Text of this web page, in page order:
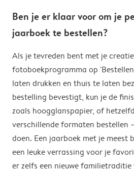
Ben je er klaar voor om je
jaarboek te bestellen?
Als je tevreden bent met je
fotoboekprogramma op
laten drukken en thuis te laten
bestelling bevestigt, kun je de
zoals hoogglanspapier, of
verschillende formaten bestellen
doen. Een jaarboek met je meest
een leuke verrassing voor je
er zelfs een nieuwe